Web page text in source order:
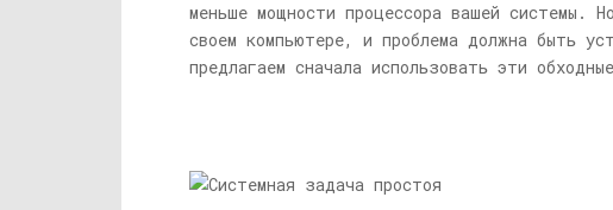
меньше мощности процессора вашей системы.
своем компьютере, и проблема должна быть
предлагаем сначала использовать эти